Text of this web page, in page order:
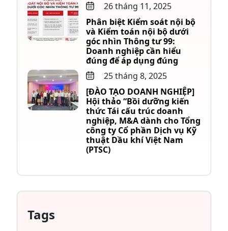
26 tháng 11, 2025
Phân biệt Kiểm soát nội bộ
và Kiểm toán nội bộ dưới
góc nhìn Thông tư 99:
Doanh nghiệp cần hiểu
đúng để áp dụng đúng
25 tháng 8, 2025
[ĐÀO TẠO DOANH NGHIỆP]
Hội thảo “Bồi dưỡng kiến
thức Tái cấu trúc doanh
nghiệp, M&A dành cho Tổng
công ty Cổ phần Dịch vụ Kỹ
thuật Dầu khí Việt Nam
(PTSC)
Tags